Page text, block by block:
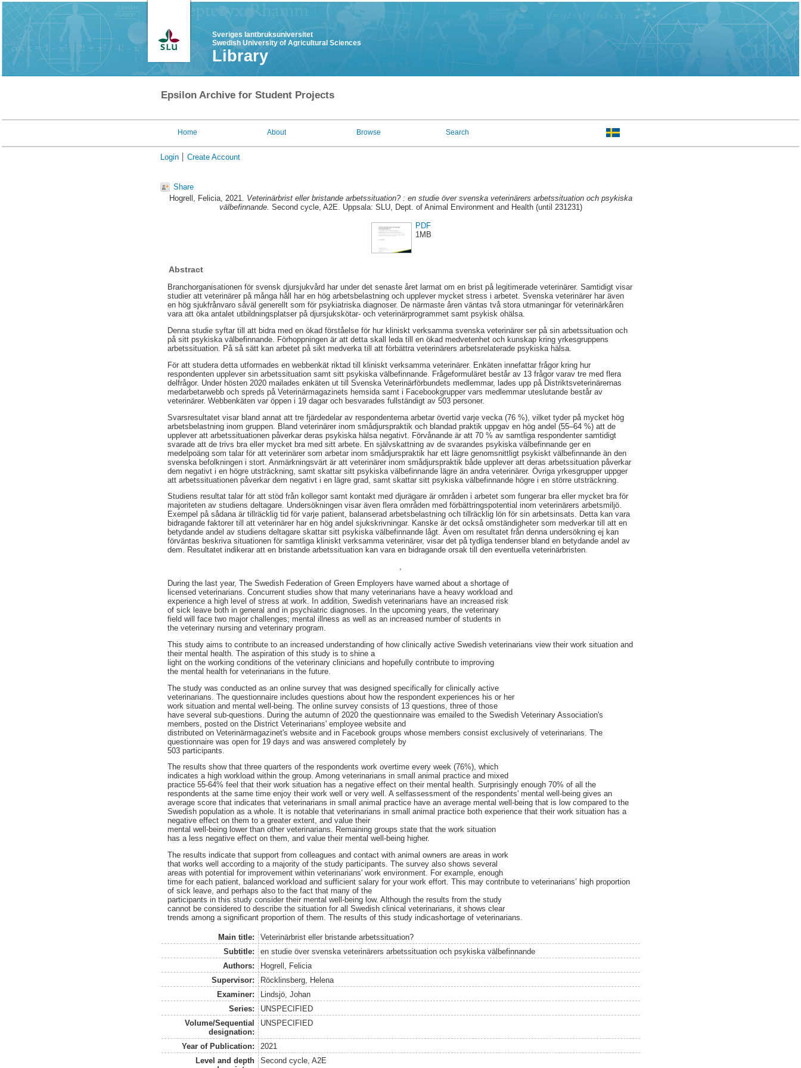
Sveriges lantbruksuniversitet
Swedish University of Agricultural Sciences
Library
Epsilon Archive for Student Projects
Home About Browse Search
Login Create Account
Share
Hogrell, Felicia, 2021. Veterinärbrist eller bristande arbetssituation? : en studie över svenska veterinärers arbetssituation och psykiska
välbefinnande. Second cycle, A2E. Uppsala: SLU, Dept. of Animal Environment and Health (until 231231)
PDF
1MB
Abstract
Branchorganisationen för svensk djursjukvård har under det senaste året larmat om en brist på legitimerade veterinärer. Samtidigt visar
studier att veterinärer på många håll har en hög arbetsbelastning och upplever mycket stress i arbetet. Svenska veterinärer har även
en hög sjukfrånvaro såväl generellt som för psykiatriska diagnoser. De närmaste åren väntas två stora utmaningar för veterinärkåren
vara att öka antalet utbildningsplatser på djursjukskötar- och veterinärprogrammet samt psykisk ohälsa.
Denna studie syftar till att bidra med en ökad förståelse för hur kliniskt verksamma svenska veterinärer ser på sin arbetssituation och
på sitt psykiska välbefinnande. Förhoppningen är att detta skall leda till en ökad medvetenhet och kunskap kring yrkesgruppens
arbetssituation. På så sätt kan arbetet på sikt medverka till att förbättra veterinärers arbetsrelaterade psykiska hälsa.
För att studera detta utformades en webbenkät riktad till kliniskt verksamma veterinärer. Enkäten innefattar frågor kring hur
respondenten upplever sin arbetssituation samt sitt psykiska välbefinnande. Frågeformuläret består av 13 frågor varav tre med flera
delfrågor. Under hösten 2020 mailades enkäten ut till Svenska Veterinärförbundets medlemmar, lades upp på Distriktsveterinärernas
medarbetarwebb och spreds på Veterinärmagazinets hemsida samt i Facebookgrupper vars medlemmar uteslutande består av
veterinärer. Webbenkäten var öppen i 19 dagar och besvarades fullständigt av 503 personer.
Svarsresultatet visar bland annat att tre fjärdedelar av respondenterna arbetar övertid varje vecka (76 %), vilket tyder på mycket hög
arbetsbelastning inom gruppen. Bland veterinärer inom smådjurspraktik och blandad praktik uppgav en hög andel (55–64 %) att de
upplever att arbetssituationen påverkar deras psykiska hälsa negativt. Förvånande är att 70 % av samtliga respondenter samtidigt
svarade att de trivs bra eller mycket bra med sitt arbete. En självskattning av de svarandes psykiska välbefinnande ger en
medelpoäng som talar för att veterinärer som arbetar inom smådjurspraktik har ett lägre genomsnittligt psykiskt välbefinnande än den
svenska befolkningen i stort. Anmärkningsvärt är att veterinärer inom smådjurspraktik både upplever att deras arbetssituation påverkar
dem negativt i en högre utsträckning, samt skattar sitt psykiska välbefinnande lägre än andra veterinärer. Övriga yrkesgrupper uppger
att arbetssituationen påverkar dem negativt i en lägre grad, samt skattar sitt psykiska välbefinnande högre i en större utsträckning.
Studiens resultat talar för att stöd från kollegor samt kontakt med djurägare är områden i arbetet som fungerar bra eller mycket bra för
majoriteten av studiens deltagare. Undersökningen visar även flera områden med förbättringspotential inom veterinärers arbetsmiljö.
Exempel på sådana är tillräcklig tid för varje patient, balanserad arbetsbelastning och tillräcklig lön för sin arbetsinsats. Detta kan vara
bidragande faktorer till att veterinärer har en hög andel sjukskrivningar. Kanske är det också omständigheter som medverkar till att en
betydande andel av studiens deltagare skattar sitt psykiska välbefinnande lågt. Även om resultatet från denna undersökning ej kan
förväntas beskriva situationen för samtliga kliniskt verksamma veterinärer, visar det på tydliga tendenser bland en betydande andel av
dem. Resultatet indikerar att en bristande arbetssituation kan vara en bidragande orsak till den eventuella veterinärbristen.
,
During the last year, The Swedish Federation of Green Employers have warned about a shortage of
licensed veterinarians. Concurrent studies show that many veterinarians have a heavy workload and
experience a high level of stress at work. In addition, Swedish veterinarians have an increased risk
of sick leave both in general and in psychiatric diagnoses. In the upcoming years, the veterinary
field will face two major challenges; mental illness as well as an increased number of students in
the veterinary nursing and veterinary program.
This study aims to contribute to an increased understanding of how clinically active Swedish veterinarians view their work situation and
their mental health. The aspiration of this study is to shine a
light on the working conditions of the veterinary clinicians and hopefully contribute to improving
the mental health for veterinarians in the future.
The study was conducted as an online survey that was designed specifically for clinically active
veterinarians. The questionnaire includes questions about how the respondent experiences his or her
work situation and mental well-being. The online survey consists of 13 questions, three of those
have several sub-questions. During the autumn of 2020 the questionnaire was emailed to the Swedish Veterinary Association's
members, posted on the District Veterinarians' employee website and
distributed on Veterinärmagazinet's website and in Facebook groups whose members consist exclusively of veterinarians. The
questionnaire was open for 19 days and was answered completely by
503 participants.
The results show that three quarters of the respondents work overtime every week (76%), which
indicates a high workload within the group. Among veterinarians in small animal practice and mixed
practice 55-64% feel that their work situation has a negative effect on their mental health. Surprisingly enough 70% of all the
respondents at the same time enjoy their work well or very well. A selfassessment of the respondents' mental well-being gives an
average score that indicates that veterinarians in small animal practice have an average mental well-being that is low compared to the
Swedish population as a whole. It is notable that veterinarians in small animal practice both experience that their work situation has a
negative effect on them to a greater extent, and value their
mental well-being lower than other veterinarians. Remaining groups state that the work situation
has a less negative effect on them, and value their mental well-being higher.
The results indicate that support from colleagues and contact with animal owners are areas in work
that works well according to a majority of the study participants. The survey also shows several
areas with potential for improvement within veterinarians' work environment. For example, enough
time for each patient, balanced workload and sufficient salary for your work effort. This may contribute to veterinarians’ high proportion
of sick leave, and perhaps also to the fact that many of the
participants in this study consider their mental well-being low. Although the results from the study
cannot be considered to describe the situation for all Swedish clinical veterinarians, it shows clear
trends among a significant proportion of them. The results of this study indicashortage of veterinarians.
Main title:
Veterinärbrist eller bristande arbetssituation?
Subtitle:
en studie över svenska veterinärers arbetssituation och psykiska välbefinnande
Authors:
Hogrell, Felicia
Supervisor:
Röcklinsberg, Helena
Examiner:
Lindsjö, Johan
Series:
UNSPECIFIED
Volume/Sequential
designation:
UNSPECIFIED
Year of Publication:
2021
Level and depth
Second cycle, A2E